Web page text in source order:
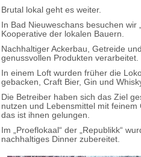
Brutal lokal geht es weiter.
In Bad Nieuweschans besuchen wir
Kooperative der lokalen Bauern.
Nachhaltiger Ackerbau, Getreide
genussvollen Produkten verarbeitet.
In einem Loft wurden früher die
gebacken, Craft Bier, Gin und
Die Betreiber haben sich das Ziel
nutzen und Lebensmittel mit
das ist ihnen gelungen.
Im „Proeflokaal“ der „Republikk“
nachhaltiges Dinner zubereitet.